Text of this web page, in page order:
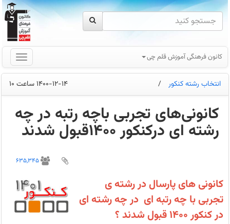
کانون فرهنگی آموزش قلم چی
انتخاب رشته کنکور / 1400-12-14 ساعت 10
کانونی‌های تجربی باچه رتبه در چه
رشته ای درکنکور 1400قبول شدند
رتبه
ای
چه
رشته
ای
635,345
کانونی های پارسال در رشته ی
تجربی با چه رتبه ای در چه رشته ای
در کنکور 1400 قبول شدند ؟